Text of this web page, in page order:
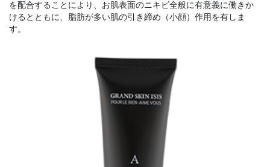
を配合することにより、お肌表面のニキビ全般に有意義に働きか
けるとともに、脂肪が多い肌の引き締め（小顔）作用を有しま
す。